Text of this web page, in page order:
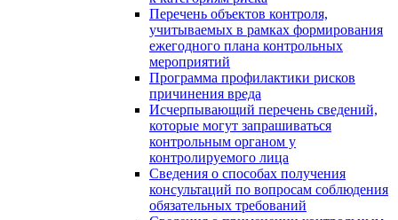
Перечень объектов контроля,
учитываемых в рамках формирования
ежегодного плана контрольных
мероприятий
Программа профилактики рисков
причинения вреда
Исчерпывающий перечень сведений,
которые могут запрашиваться
контрольным органом у
контролируемого лица
Сведения о способах получения
консультаций по вопросам соблюдения
обязательных требований